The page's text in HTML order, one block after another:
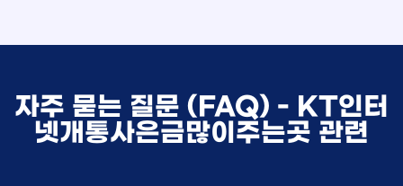
자주 묻는 질문 (FAQ) - KT인터
넷개통사은금많이주는곳 관련